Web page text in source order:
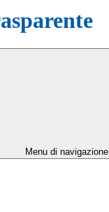
Menu di navigazione